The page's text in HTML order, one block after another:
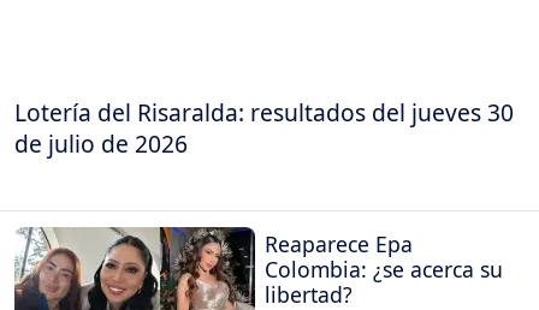
Lotería del Risaralda: resultados del jueves 30
de julio de 2026
Reaparece Epa
Colombia: ¿se acerca su
libertad?